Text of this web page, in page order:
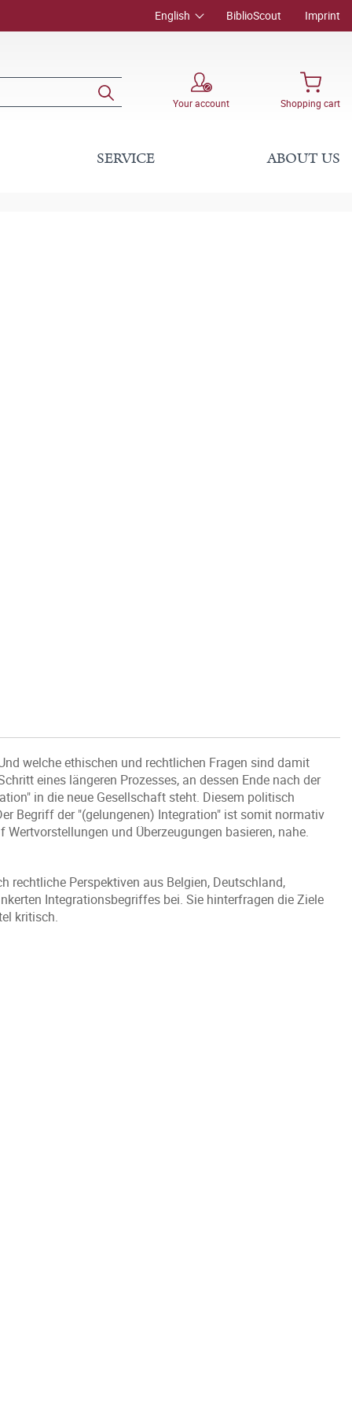
English BiblioScout Imprint
Your account Shopping cart
SERVICE ABOUT US
welche ethischen und rechtlichen Fragen sind damit
eines längeren Prozesses, an dessen Ende nach der
in die neue Gesellschaft steht. Diesem politisch
Begriff der "(gelungenen) Integration" ist somit normativ
und Überzeugungen basieren, nahe.
rechtliche Perspektiven aus Belgien, Deutschland,
Integrationsbegriffes bei. Sie hinterfragen die Ziele
kritisch.